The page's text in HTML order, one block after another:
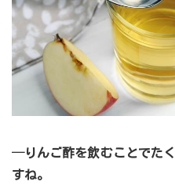
─りんご酢を飲むことでた
すね。